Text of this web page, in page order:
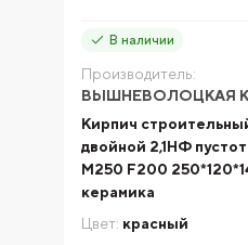
В наличии
Производитель:
ВЫШНЕВОЛОЦКАЯ
Кирпич
двойной 2,1НФ
М250 F200
керамика
Цвет: красный